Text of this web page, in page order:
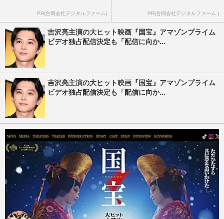
PR(合同会社デジタルファーム) PR(合同会社デジタルファーム )
吉沢亮主演の大ヒット映画『国宝』アマゾンプライム
ビデオ独占配信決定も「配信に向か...
吉沢亮主演の大ヒット映画『国宝』アマゾンプライム
ビデオ独占配信決定も「配信に向か...